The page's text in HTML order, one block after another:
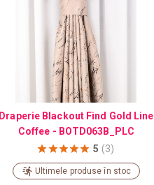
Draperie Blackout Find Gold Line
Coffee - BOTD063B_PLC
5 (3)
Ultimele produse în stoc